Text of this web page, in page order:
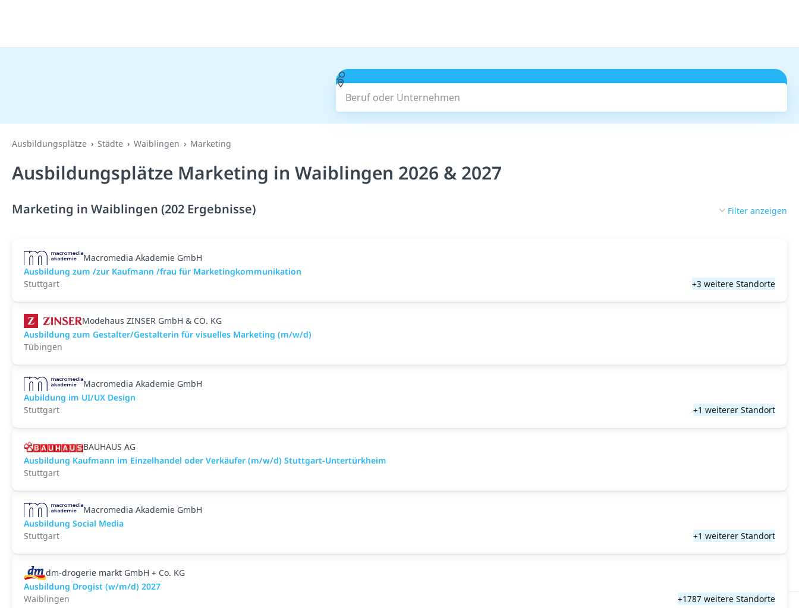
Beruf oder Unternehmen
Ausbildungsplätze Städte Waiblingen Marketing
Ausbildungsplätze Marketing in Waiblingen 2026 & 2027
Marketing in Waiblingen (202 Ergebnisse) Filter anzeigen
Macromedia Akademie GmbH
Ausbildung zum /zur Kaufmann /frau für Marketingkommunikation
Stuttgart
+3 weitere Standorte
Modehaus ZINSER GmbH & CO. KG
Ausbildung zum Gestalter/Gestalterin für visuelles Marketing (m/w/d)
Tübingen
Macromedia Akademie GmbH
Aubildung im UI/UX Design
Stuttgart
+1 weiterer Standort
BAUHAUS AG
Ausbildung Kaufmann im Einzelhandel oder Verkäufer (m/w/d) Stuttgart-Untertürkheim
Stuttgart
Macromedia Akademie GmbH
Ausbildung Social Media
Stuttgart
+1 weiterer Standort
dm-drogerie markt GmbH + Co. KG
Ausbildung Drogist (w/m/d) 2027
Waiblingen
+1787 weitere Standorte